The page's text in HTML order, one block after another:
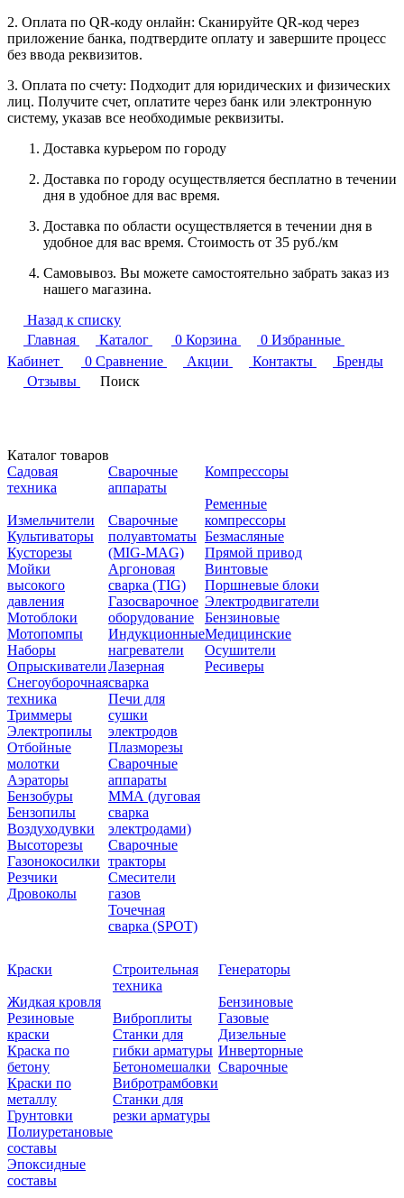
2. Оплата по QR-коду онлайн: Сканируйте QR-код через
приложение банка, подтвердите оплату и завершите процесс
без ввода реквизитов.
3. Оплата по счету: Подходит для юридических и физических
лиц. Получите счет, оплатите через банк или электронную
систему, указав все необходимые реквизиты.
Доставка курьером по городу
Доставка по городу осуществляется бесплатно в течении
дня в удобное для вас время.
Доставка по области осуществляется в течении дня в
удобное для вас время. Стоимость от 35 руб./км
Самовывоз. Вы можете самостоятельно забрать заказ из
нашего магазина.
Назад к списку
Главная
Каталог 0 Корзина 0 Избранные
Кабинет
0 Сравнение Акции Контакты
Бренды
Отзывы
Поиск
Каталог товаров
Садовая
техника
Измельчители
Культиваторы
Кусторезы
Мойки
высокого
давления
Мотоблоки
Мотопомпы
Наборы
Опрыскиватели
Снегоуборочная
техника
Триммеры
Электропилы
Отбойные
молотки
Аэраторы
Бензобуры
Бензопилы
Воздуходувки
Высоторезы
Газонокосилки
Резчики
Дровоколы
Сварочные
аппараты
Сварочные
полуавтоматы
(MIG-MAG)
Аргоновая
сварка (TIG)
Газосварочное
оборудование
Индукционные
нагреватели
Лазерная
сварка
Печи для
сушки
электродов
Плазморезы
Сварочные
аппараты
ММА (дуговая
сварка
электродами)
Сварочные
тракторы
Смесители
газов
Точечная
сварка (SPOT)
Компрессоры
Ременные
компрессоры
Безмасляные
Прямой привод
Винтовые
Поршневые блоки
Электродвигатели
Бензиновые
Медицинские
Осушители
Ресиверы
Краски
Жидкая кровля
Резиновые
краски
Краска по
бетону
Краски по
металлу
Грунтовки
Полиуретановые
составы
Эпоксидные
составы
Строительная
техника
Виброплиты
Станки для
гибки арматуры
Бетономешалки
Вибротрамбовки
Станки для
резки арматуры
Генераторы
Бензиновые
Газовые
Дизельные
Инверторные
Сварочные